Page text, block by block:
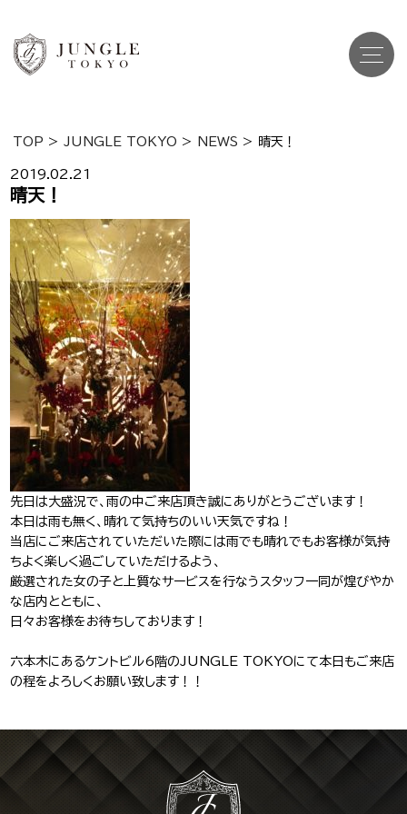
Gravure
Recruit Cast
Recruit Staff
Shop Info
J-Tokyo
Entertainment
TOP > JUNGLE TOKYO > NEWS > 晴天！
2019.02.21
晴天！
先日は大盛況で、雨の中ご来店頂き誠にありがとうございます！
本日は雨も無く、晴れて気持ちのいい天気ですね！
当店にご来店されていただいた際には雨でも晴れでもお客様が気持
ちよく楽しく過ごしていただけるよう、
厳選された女の子と上質なサービスを行なうスタッフ一同が煌びやか
な店内とともに、
日々お客様をお待ちしております！
六本木にあるケントビル6階のJUNGLE TOKYOにて本日もご来店
の程をよろしくお願い致します！！